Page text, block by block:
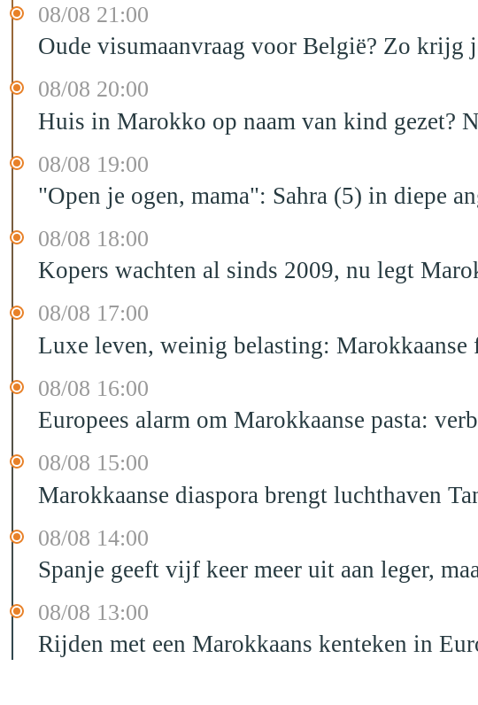
08/08 21:00
Oude visumaanvraag voor België? Zo krijg
08/08 20:00
Huis in Marokko op naam van kind gezet?
08/08 19:00
"Open je ogen, mama": Sahra (5) in diepe
08/08 18:00
Kopers wachten al sinds 2009, nu legt
08/08 17:00
Luxe leven, weinig belasting: Marokkaanse
08/08 16:00
Europees alarm om Marokkaanse pasta:
08/08 15:00
Marokkaanse diaspora brengt luchthaven
08/08 14:00
Spanje geeft vijf keer meer uit aan leger,
08/08 13:00
Rijden met een Marokkaans kenteken in